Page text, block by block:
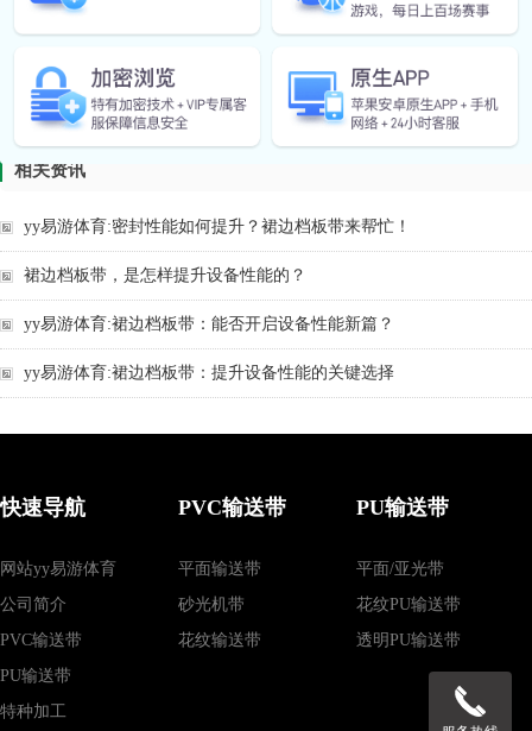
上一篇： yy易游体育:砂光机输送带如何调速度
下一篇：yy易游体育:pu输送带如何避免沾粉尘
相关资讯
yy易游体育:密封性能如何提升？裙边档板带来帮忙！
裙边档板带，是怎样提升设备性能的？
yy易游体育:裙边档板带：能否开启设备性能新篇？
yy易游体育:裙边档板带：提升设备性能的关键选择
快速导航
网站yy易游体育
公司简介
PVC输送带
PU输送带
特种加工
PVC输送带
平面输送带
砂光机带
花纹输送带
PU输送带
平面/亚光带
花纹PU输送带
透明PU输送带